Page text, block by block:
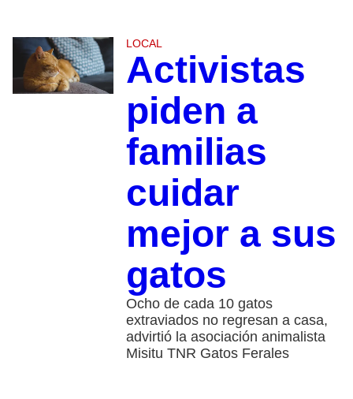
LOCAL
Activistas
piden a
familias
cuidar
mejor a sus
gatos
Ocho de cada 10 gatos
extraviados no regresan a casa,
advirtió la asociación animalista
Misitu TNR Gatos Ferales